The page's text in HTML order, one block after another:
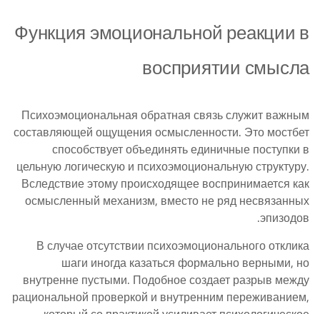
Функция эмоциональной реакции в
восприятии смысла
Психоэмоциональная обратная связь служит важным
составляющей ощущения осмысленности. Это мостбет
способствует объединять единичные поступки в
цельную логическую и психоэмоциональную структуру.
Вследствие этому происходящее воспринимается как
осмысленный механизм, вместо не ряд несвязанных
эпизодов.
В случае отсутствии психоэмоционального отклика
шаги иногда казаться формально верными, но
внутренне пустыми. Подобное создает разрыв между
рациональной проверкой и внутренним переживанием,